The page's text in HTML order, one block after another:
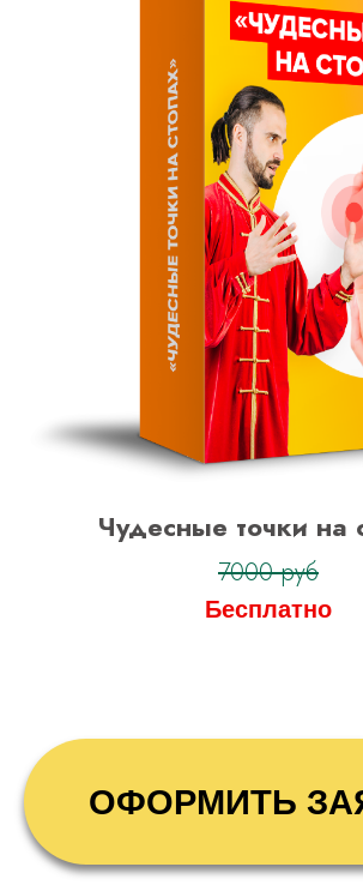
Чудесные точки на
7000 руб
Бесплатно
При оформлении заявки сегодня,
Вы получите бонусы, общей
стоимостью
51 000 рублей,
БЕСПЛАТНО